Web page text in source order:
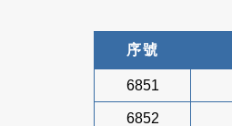
序號
6851
6852